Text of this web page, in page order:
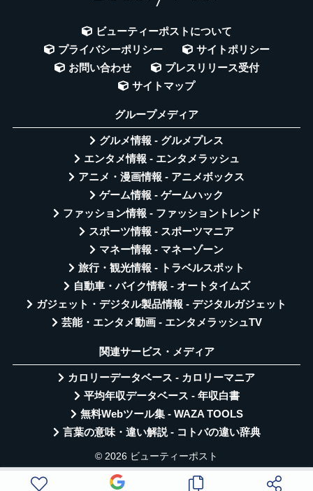
ビューティーポストについて
プライバシーポリシー
サイトポリシー
お問い合わせ
プレスリリース受付
サイトマップ
グループメディア
グルメ情報 - グルメプレス
エンタメ情報 - エンタメラッシュ
アニメ・漫画情報 - アニメボックス
ゲーム情報 - ゲームハック
ファッション情報 - ファッショントレンド
スポーツ情報 - スポーツマニア
マネー情報 - マネーゾーン
旅行・観光情報 - トラベルスポット
自動車・バイク情報 - オートタイムズ
ガジェット・デジタル製品情報 - デジタルガジェット
芸能・エンタメ動画 - エンタメラッシュTV
関連サービス・メディア
カロリーデータベース - カロリーマニア
平均年収データベース - 年収白書
無料Webツール集 - WAZA TOOLS
言葉の意味・違い解説 - コトバの違い辞典
© 2026 ビューティーポスト